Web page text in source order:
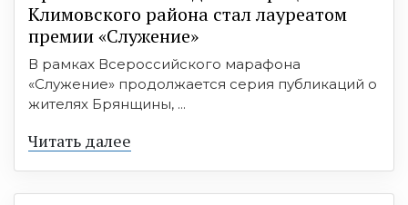
Климовского района стал лауреатом
премии «Служение»
В рамках Всероссийского марафона
«Служение» продолжается серия публикаций о
жителях Брянщины, ...
Читать далее